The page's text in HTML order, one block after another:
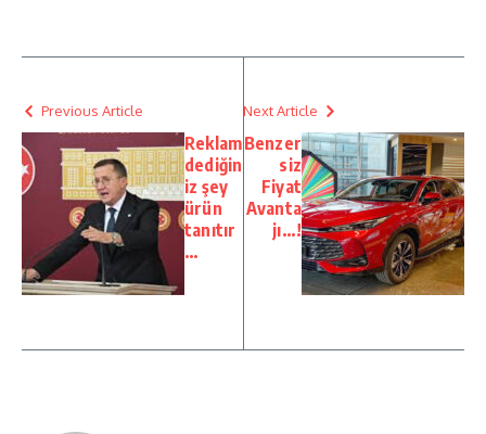
Previous Article
Reklam
dediğin
iz şey
ürün
tanıtır
…
Next Article
Benzer
siz
Fiyat
Avanta
jı…!